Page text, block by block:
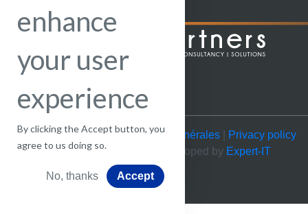
© CRESEPT 2022 |Conditions générales|
Privacy policy
| Website byvisible.be | Developed by Expert-IT
enhance
your user
experience
By clicking the Accept button, you
agree to us doing so.
No, thanks Accept